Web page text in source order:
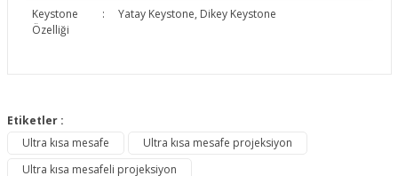
Keystone
Özelliği
: Yatay Keystone, Dikey Keystone
konularda yetersiz gördüğünüz noktaları öneri formunu
Görüş ve önerileriniz için teşekkür ederiz.
Etiketler :
Ultra kısa mesafe
Ultra kısa mesafe projeksiyon
Ultra kısa mesafeli projeksiyon